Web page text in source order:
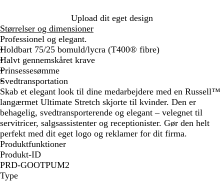
b
l
å
b
l
å
Upload dit eget design
Størrelser og dimensioner
Professionel og elegant.
Holdbart 75/25 bomuld/lycra (T400® fibre)
Halvt gennemskåret krave
Prinsessesømme
Svedtransportation
Skab et elegant look til dine medarbejdere med en Russell™
langærmet Ultimate Stretch skjorte til kvinder. Den er
behagelig, svedtransporterende og elegant – velegnet til
servitricer, salgsassistenter og receptionister. Gør den helt
perfekt med dit eget logo og reklamer for dit firma.
Produktfunktioner
Produkt-ID
PRD-GOOTPUM2
Type